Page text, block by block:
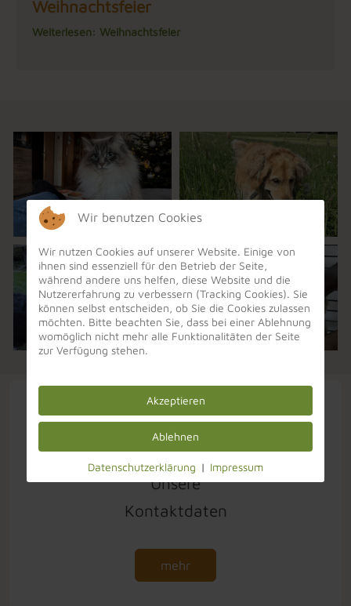
Weihnachtsfeier
Weiterlesen: Weihnachtsfeier
Unsere
Kontaktdaten
mehr
Wir benutzen Cookies
Wir nutzen Cookies auf unserer Website. Einige von
ihnen sind essenziell für den Betrieb der Seite,
während andere uns helfen, diese Website und die
Nutzererfahrung zu verbessern (Tracking Cookies). Sie
können selbst entscheiden, ob Sie die Cookies zulassen
möchten. Bitte beachten Sie, dass bei einer Ablehnung
womöglich nicht mehr alle Funktionalitäten der Seite
zur Verfügung stehen.
Akzeptieren
Ablehnen
Datenschutzerklärung | Impressum